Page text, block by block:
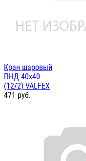
Кран шаровый
ПНД 40х40
(12/2) VALFEX
471 руб.